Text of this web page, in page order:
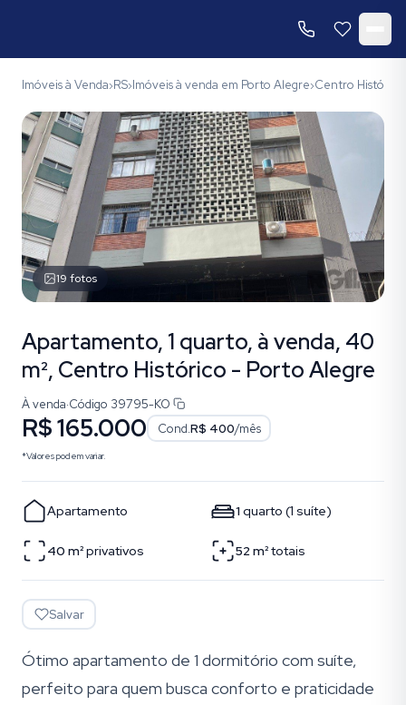
Imóveis à Venda›RS›Imóveis à venda em Porto Alegre›Centro Histórico
19 fotos
Apartamento, 1 quarto, à venda, 40
m², Centro Histórico - Porto Alegre
À venda·Código 39795-KO
R$ 165.000 Cond.R$ 400/mês
*Valores podem variar.
Apartamento 1 quarto (1 suíte)
40 m²privativos 52 m²totais
Salvar
Ótimo apartamento de 1 dormitório com suíte,
perfeito para quem busca conforto e praticidade